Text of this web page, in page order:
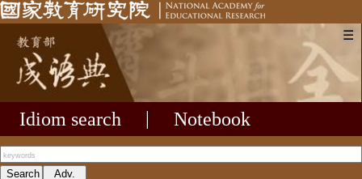
☰
Idiom search Notebook